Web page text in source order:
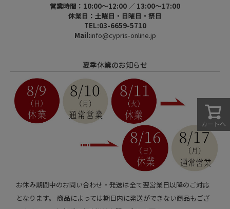
カートへ
営業時間：10:00～12:00 ／ 13:00～17:00
休業日：土曜日・日曜日・祭日
TEL:03-6659-5710
Mail:info@cypris-online.jp
夏季休業のお知らせ
お休み期間中のお問い合わせ・発送は全て翌営業日以降のご対応
となります。 商品によっては期日内に発送ができない商品もござ